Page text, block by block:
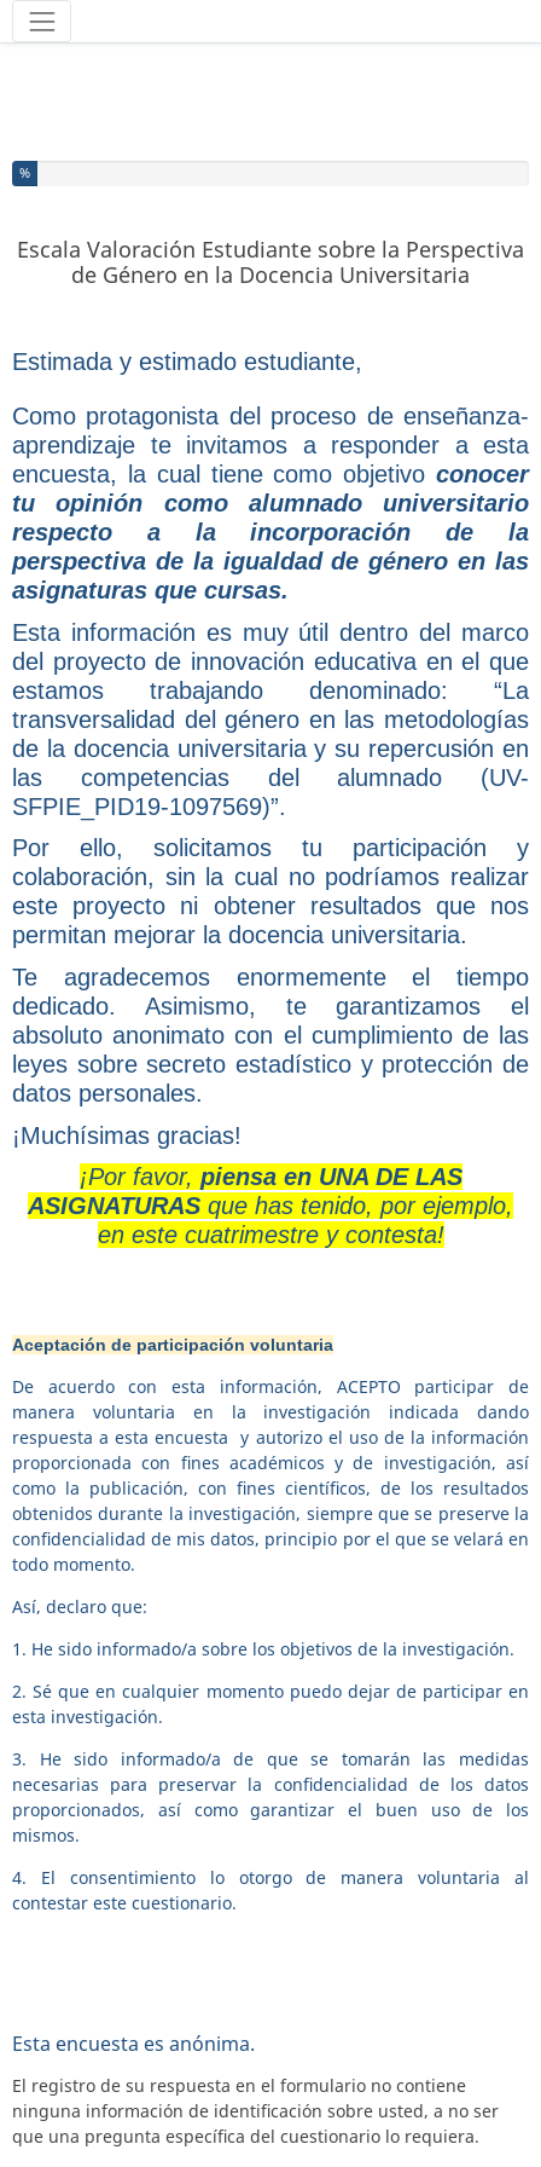
Herramientas
Ha completado el % de este formulario
%
Escala Valoración Estudiante sobre la Perspectiva
de Género en la Docencia Universitaria
Estimada y estimado estudiante,
Como protagonista del proceso de enseñanza-
aprendizaje te invitamos a responder a esta
encuesta, la cual tiene como objetivo conocer
tu opinión como alumnado universitario
respecto a la incorporación de la
perspectiva de la igualdad de género en las
asignaturas que cursas.
Esta información es muy útil dentro del marco
del proyecto de innovación educativa en el que
estamos trabajando denominado: “La
transversalidad del género en las metodologías
de la docencia universitaria y su repercusión en
las competencias del alumnado (UV-
SFPIE_PID19-1097569)”.
Por ello, solicitamos tu participación y
colaboración, sin la cual no podríamos realizar
este proyecto ni obtener resultados que nos
permitan mejorar la docencia universitaria.
Te agradecemos enormemente el tiempo
dedicado. Asimismo, te garantizamos el
absoluto anonimato con el cumplimiento de las
leyes sobre secreto estadístico y protección de
datos personales.
¡Muchísimas gracias!
¡Por favor, piensa en UNA DE LAS
ASIGNATURAS que has tenido, por ejemplo,
en este cuatrimestre y contesta!
Aceptación de participación voluntaria
De acuerdo con esta información, ACEPTO participar de
manera voluntaria en la investigación indicada dando
respuesta a esta encuesta y autorizo el uso de la información
proporcionada con fines académicos y de investigación, así
como la publicación, con fines científicos, de los resultados
obtenidos durante la investigación, siempre que se preserve la
confidencialidad de mis datos, principio por el que se velará en
todo momento.
Así, declaro que:
1. He sido informado/a sobre los objetivos de la investigación.
2. Sé que en cualquier momento puedo dejar de participar en
esta investigación.
3. He sido informado/a de que se tomarán las medidas
necesarias para preservar la confidencialidad de los datos
proporcionados, así como garantizar el buen uso de los
mismos.
4. El consentimiento lo otorgo de manera voluntaria al
contestar este cuestionario.
Esta encuesta es anónima.
El registro de su respuesta en el formulario no contiene
ninguna información de identificación sobre usted, a no ser
que una pregunta específica del cuestionario lo requiera.